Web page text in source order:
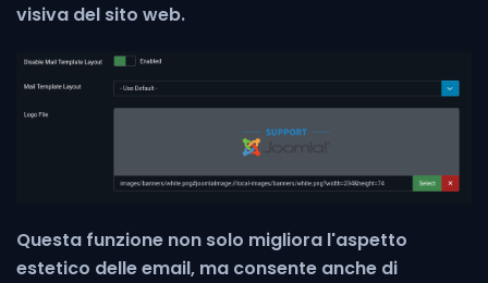
visiva del sito web.
Questa funzione non solo migliora l'aspetto
estetico delle email, ma consente anche di